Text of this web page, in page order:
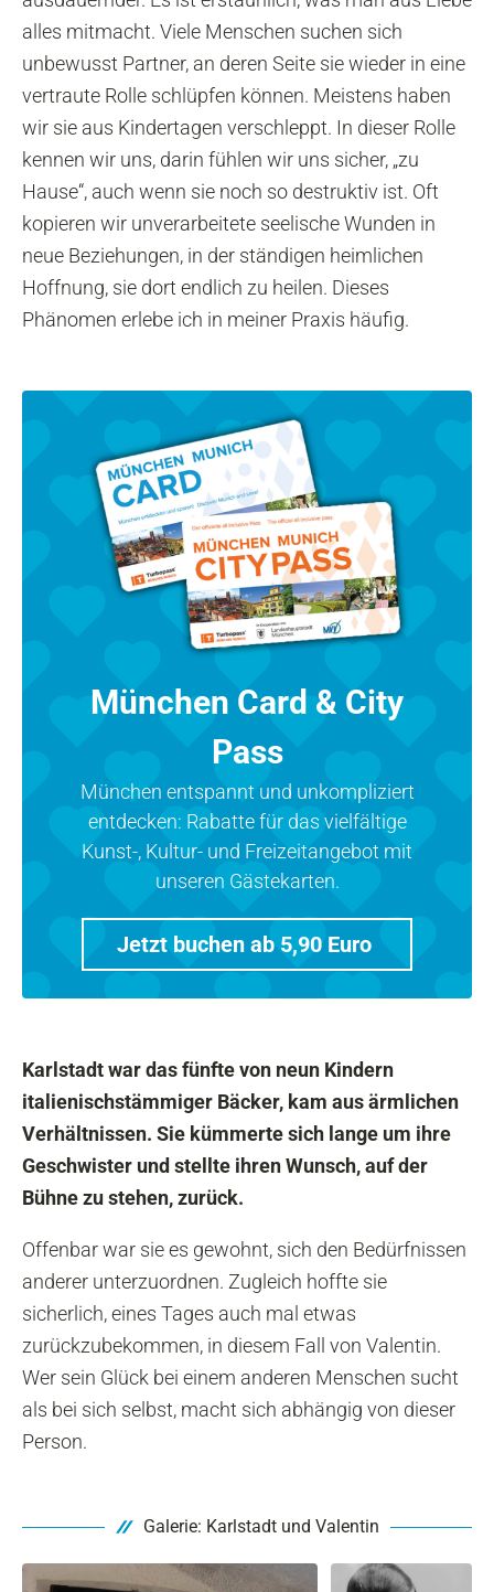
alles mitmacht. Viele Menschen suchen sich
unbewusst Partner, an deren Seite sie wieder in eine
vertraute Rolle schlüpfen können. Meistens haben
wir sie aus Kindertagen verschleppt. In dieser Rolle
kennen wir uns, darin fühlen wir uns sicher, „zu
Hause“, auch wenn sie noch so destruktiv ist. Oft
kopieren wir unverarbeitete seelische Wunden in
neue Beziehungen, in der ständigen heimlichen
Hoffnung, sie dort endlich zu heilen. Dieses
Phänomen erlebe ich in meiner Praxis häufig.
München Card & City
Pass
München entspannt und unkompliziert
entdecken: Rabatte für das vielfältige
Kunst-, Kultur- und Freizeitangebot mit
unseren Gästekarten.
Jetzt buchen ab 5,90 Euro
Karlstadt war das fünfte von neun Kindern
italienischstämmiger Bäcker, kam aus ärmlichen
Verhältnissen. Sie kümmerte sich lange um ihre
Geschwister und stellte ihren Wunsch, auf der
Bühne zu stehen, zurück.
Offenbar war sie es gewohnt, sich den Bedürfnissen
anderer unterzuordnen. Zugleich hoffte sie
sicherlich, eines Tages auch mal etwas
zurückzubekommen, in diesem Fall von Valentin.
Wer sein Glück bei einem anderen Menschen sucht
als bei sich selbst, macht sich abhängig von dieser
Person.
Galerie: Karlstadt und Valentin